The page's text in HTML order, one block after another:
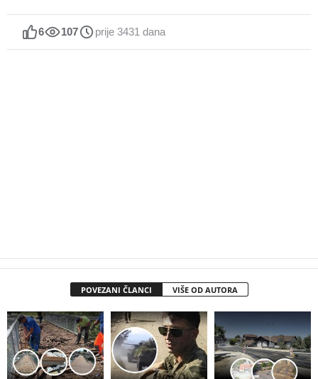
6 107 prije 3431 dana
POVEZANI ČLANCI VIŠE OD AUTORA